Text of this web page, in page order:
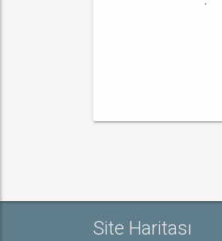
·
Site Haritası